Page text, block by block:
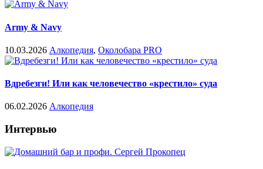
Army & Navy
10.03.2026 Алкопедия, Околобара PRO
Вдребезги! Или как человечество «крестило» суда
06.02.2026 Алкопедия
Интервью